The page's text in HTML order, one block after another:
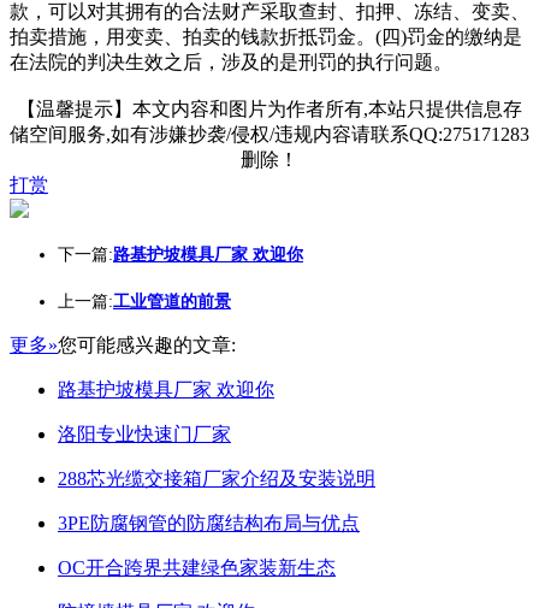
款，可以对其拥有的合法财产采取查封、扣押、冻结、变卖、
拍卖措施，用变卖、拍卖的钱款折抵罚金。(四)罚金的缴纳是
在法院的判决生效之后，涉及的是刑罚的执行问题。
【温馨提示】本文内容和图片为作者所有,本站只提供信息存
储空间服务,如有涉嫌抄袭/侵权/违规内容请联系QQ:275171283
删除！
打赏
下一篇:路基护坡模具厂家 欢迎你
上一篇:工业管道的前景
更多»您可能感兴趣的文章:
路基护坡模具厂家 欢迎你
洛阳专业快速门厂家
288芯光缆交接箱厂家介绍及安装说明
3PE防腐钢管的防腐结构布局与优点
OC开合跨界共建绿色家装新生态